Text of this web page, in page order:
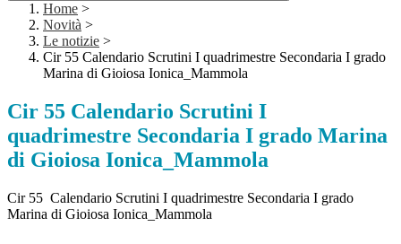
Home >
Novità >
Le notizie >
Cir 55 Calendario Scrutini I quadrimestre Secondaria I grado
Marina di Gioiosa Ionica_Mammola
Cir 55 Calendario Scrutini I
quadrimestre Secondaria I grado Marina
di Gioiosa Ionica_Mammola
Cir 55 Calendario Scrutini I quadrimestre Secondaria I grado
Marina di Gioiosa Ionica_Mammola